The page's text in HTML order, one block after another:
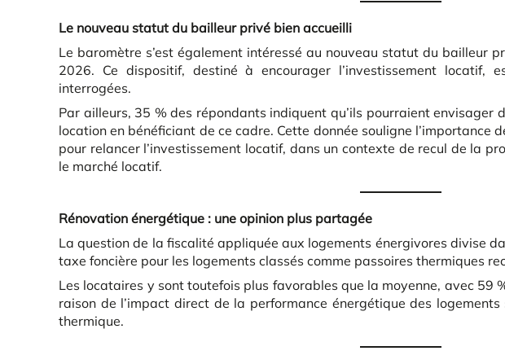
Le nouveau statut du bailleur privé bien accueilli
Le baromètre s’est également intéressé au nouveau statut du bailleur
2026. Ce dispositif, destiné à encourager l’investissement locatif,
interrogées.
Par ailleurs, 35 % des répondants indiquent qu’ils pourraient envisager
location en bénéficiant de ce cadre. Cette donnée souligne l’importance
pour relancer l’investissement locatif, dans un contexte de recul de la
le marché locatif.
Rénovation énergétique : une opinion plus partagée
La question de la fiscalité appliquée aux logements énergivores divise
taxe foncière pour les logements classés comme passoires thermiques
Les locataires y sont toutefois plus favorables que la moyenne, avec 59
raison de l’impact direct de la performance énergétique des
thermique.